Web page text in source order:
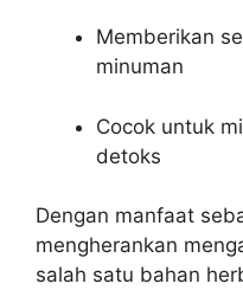
Memberikan
minuman
Cocok untuk
detoks
Dengan manfaat
mengherankan
salah satu bahan